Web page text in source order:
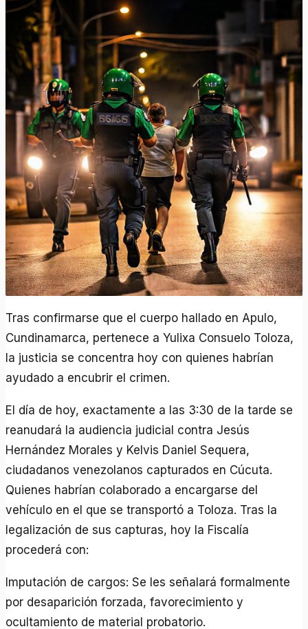
Tras confirmarse que el cuerpo hallado en Apulo,
Cundinamarca, pertenece a Yulixa Consuelo Toloza,
la justicia se concentra hoy con quienes habrían
ayudado a encubrir el crimen.
El día de hoy, exactamente a las 3:30 de la tarde se
reanudará la audiencia judicial contra Jesús
Hernández Morales y Kelvis Daniel Sequera,
ciudadanos venezolanos capturados en Cúcuta.
Quienes habrían colaborado a encargarse del
vehículo en el que se transportó a Toloza. Tras la
legalización de sus capturas, hoy la Fiscalía
procederá con:
Imputación de cargos: Se les señalará formalmente
por desaparición forzada, favorecimiento y
ocultamiento de material probatorio.